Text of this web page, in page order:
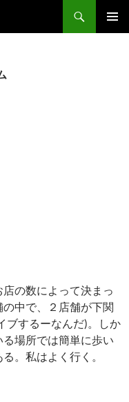
の数によって決まっ
中で、２店舗が下関
ブするーなんだ)。しか
場所では簡単に歩い
。私はよく行く。